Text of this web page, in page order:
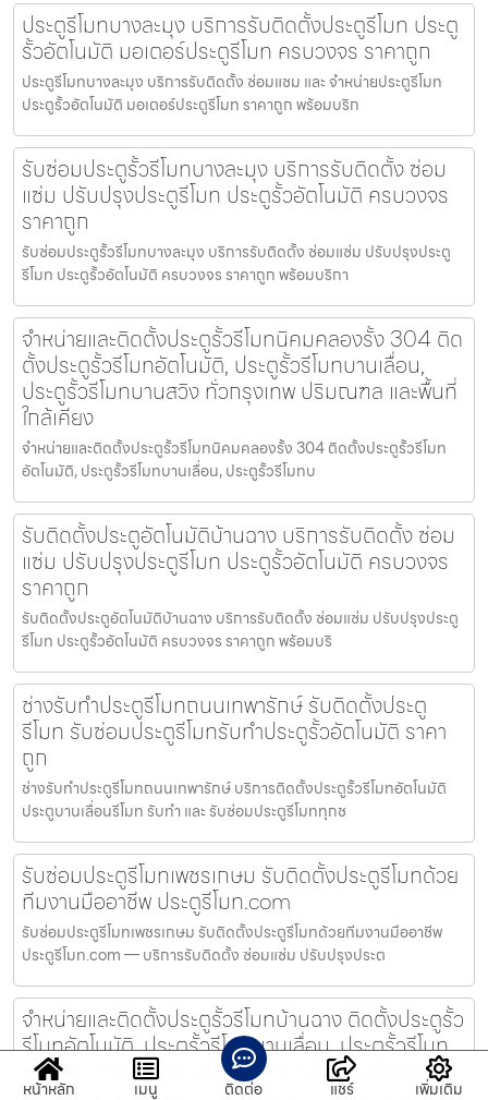
ประตูรีโมทบางละมุง บริการรับติดตั้งประตูรีโมท ประตู
รั้วอัตโนมัติ มอเตอร์ประตูรีโมท ครบวงจร ราคาถูก
ประตูรีโมทบางละมุง บริการรับติดตั้ง ซ่อมแซม และ จำหน่ายประตูรีโมท
ประตูรั้วอัตโนมัติ มอเตอร์ประตูรีโมท ราคาถูก พร้อมบริก
รับซ่อมประตูรั้วรีโมทบางละมุง บริการรับติดตั้ง ซ่อม
แซ่ม ปรับปรุงประตูรีโมท ประตูรั้วอัตโนมัติ ครบวงจร
ราคาถูก
รับซ่อมประตูรั้วรีโมทบางละมุง บริการรับติดตั้ง ซ่อมแซ่ม ปรับปรุงประตู
รีโมท ประตูรั้วอัตโนมัติ ครบวงจร ราคาถูก พร้อมบริกา
จำหน่ายและติดตั้งประตูรั้วรีโมทนิคมคลองรั้ง 304 ติด
ตั้งประตูรั้วรีโมทอัตโนมัติ, ประตูรั้วรีโมทบานเลื่อน,
ประตูรั้วรีโมทบานสวิง ทั่วกรุงเทพ ปริมณฑล และพื้นที่
ใกล้เคียง
จำหน่ายและติดตั้งประตูรั้วรีโมทนิคมคลองรั้ง 304 ติดตั้งประตูรั้วรีโมท
อัตโนมัติ, ประตูรั้วรีโมทบานเลื่อน, ประตูรั้วรีโมทบ
รับติดตั้งประตูอัตโนมัติบ้านฉาง บริการรับติดตั้ง ซ่อม
แซ่ม ปรับปรุงประตูรีโมท ประตูรั้วอัตโนมัติ ครบวงจร
ราคาถูก
รับติดตั้งประตูอัตโนมัติบ้านฉาง บริการรับติดตั้ง ซ่อมแซ่ม ปรับปรุงประตู
รีโมท ประตูรั้วอัตโนมัติ ครบวงจร ราคาถูก พร้อมบริ
ช่างรับทำประตูรีโมทถนนเทพารักษ์ รับติดตั้งประตู
รีโมท รับซ่อมประตูรีโมทรับทำประตูรั้วอัตโนมัติ ราคา
ถูก
ช่างรับทำประตูรีโมทถนนเทพารักษ์ บริการติดตั้งประตูรั้วรีโมทอัตโนมัติ
ประตูบานเลื่อนรีโมท รับทำ และ รับซ่อมประตูรีโมททุกช
รับซ่อมประตูรีโมทเพชรเกษม รับติดตั้งประตูรีโมทด้วย
ทีมงานมืออาชีพ ประตูรีโมท.com
รับซ่อมประตูรีโมทเพชรเกษม รับติดตั้งประตูรีโมทด้วยทีมงานมืออาชีพ
ประตูรีโมท.com — บริการรับติดตั้ง ซ่อมแซ่ม ปรับปรุงประต
จำหน่ายและติดตั้งประตูรั้วรีโมทบ้านฉาง ติดตั้งประตูรั้ว
รีโมทอัตโนมัติ, ประตูรั้วรีโมทบานเลื่อน, ประตูรั้วรีโมท
บานสวิง ทั่วกรุงเทพ ปริมณฑล และพื้นที่ใกล้เคียง
หน้าหลัก เมนู ติดต่อ แชร์ เพิ่มเติม